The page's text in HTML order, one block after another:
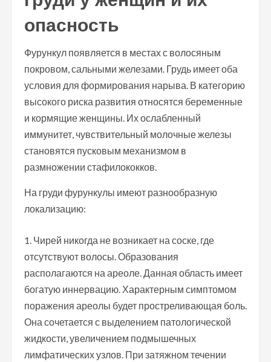
опасность
Фурункул появляется в местах с волосяным
покровом, сальными железами. Грудь имеет оба
условия для формирования нарыва. В категорию
высокого риска развития относятся беременные
и кормящие женщины. Их ослабленный
иммунитет, чувствительный молочные железы
становятся пусковым механизмом в
размножении стафилококков.
На груди фурункулы имеют разнообразную
локализацию:
Чирей никогда не возникает на соске, где
отсутствуют волосы. Образования
располагаются на ареоле. Данная область имеет
богатую иннервацию. Характерным симптомом
поражения ареолы будет простреливающая боль.
Она сочетается с выделением патологической
жидкости, увеличением подмышечных
лимфатических узлов. При затяжном течении